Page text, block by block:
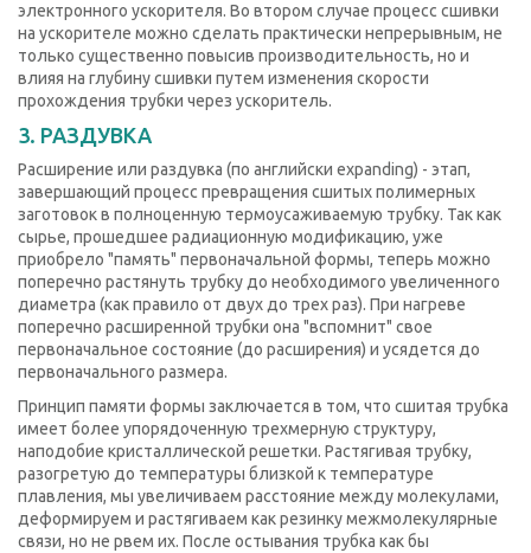
электронного ускорителя. Во втором случае процесс сшивки
на ускорителе можно сделать практически непрерывным, не
только существенно повысив производительность, но и
влияя на глубину сшивки путем изменения скорости
прохождения трубки через ускоритель.
3. РАЗДУВКА
Расширение или раздувка (по английски expanding) - этап,
завершающий процесс превращения сшитых полимерных
заготовок в полноценную термоусаживаемую трубку. Так как
сырье, прошедшее радиационную модификацию, уже
приобрело "память" первоначальной формы, теперь можно
поперечно растянуть трубку до необходимого увеличенного
диаметра (как правило от двух до трех раз). При нагреве
поперечно расширенной трубки она "вспомнит" свое
первоначальное состояние (до расширения) и усядется до
первоначального размера.
Принцип памяти формы заключается в том, что сшитая трубка
имеет более упорядоченную трехмерную структуру,
наподобие кристаллической решетки. Растягивая трубку,
разогретую до температуры близкой к температуре
плавления, мы увеличиваем расстояние между молекулами,
деформируем и растягиваем как резинку межмолекулярные
связи, но не рвем их. После остывания трубка как бы